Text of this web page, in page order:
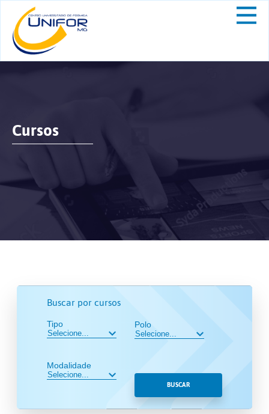
Cursos
Buscar por cursos
Tipo
Modalidade
Polo
BUSCAR